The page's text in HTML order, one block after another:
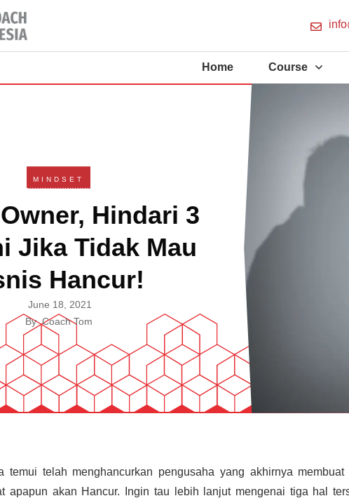
Home Course
MINDSET
Hindari 3
Jika Tidak Mau
Hancur!
June 18, 2021
ByCoach Tom
temui telah menghancurkan pengusaha yang akhirnya membuat
apapun akan Hancur. Ingin tau lebih lanjut mengenai tiga hal